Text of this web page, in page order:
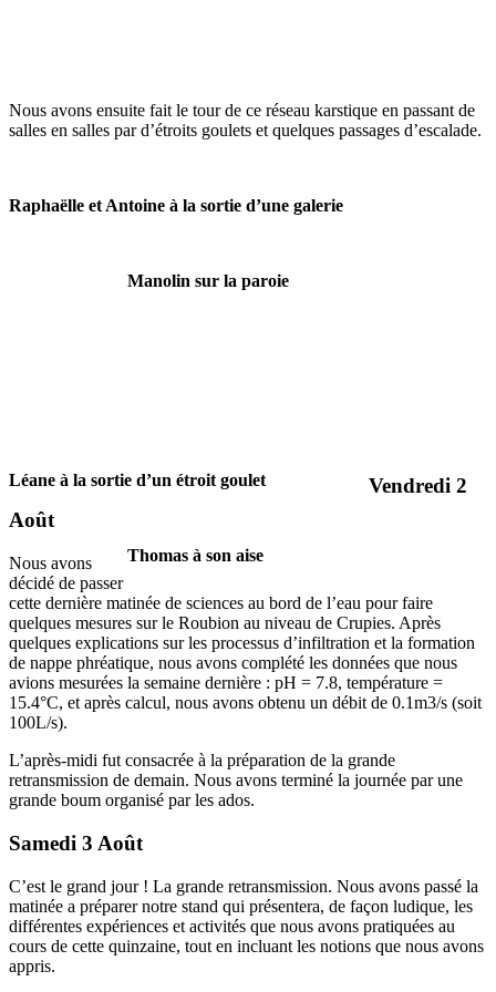
Nous avons ensuite fait le tour de ce réseau karstique en passant de
salles en salles par d’étroits goulets et quelques passages d’escalade.
Raphaëlle et Antoine à la sortie d’une galerie
Manolin sur la paroie
Léane à la sortie d’un étroit goulet
Thomas à son aise
Vendredi 2
Août
Nous avons
décidé de passer
cette dernière matinée de sciences au bord de l’eau pour faire
quelques mesures sur le Roubion au niveau de Crupies. Après
quelques explications sur les processus d’infiltration et la formation
de nappe phréatique, nous avons complété les données que nous
avions mesurées la semaine dernière : pH = 7.8, température =
15.4°C, et après calcul, nous avons obtenu un débit de 0.1m3/s (soit
100L/s).
L’après-midi fut consacrée à la préparation de la grande
retransmission de demain. Nous avons terminé la journée par une
grande boum organisé par les ados.
Samedi 3 Août
C’est le grand jour ! La grande retransmission. Nous avons passé la
matinée a préparer notre stand qui présentera, de façon ludique, les
différentes expériences et activités que nous avons pratiquées au
cours de cette quinzaine, tout en incluant les notions que nous avons
appris.